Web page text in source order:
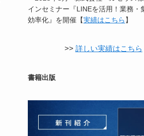
インセミナー『LINEを活用！業務・
効率化』を開催【実績はこちら 】
>> 詳しい実績はこちら
書籍出版